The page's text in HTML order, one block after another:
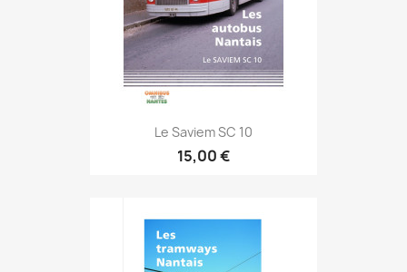
Le Saviem SC 10
15,00 €